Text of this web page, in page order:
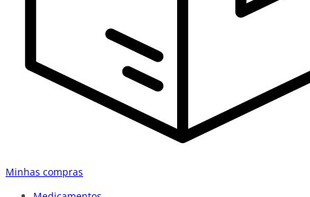
Minhas compras